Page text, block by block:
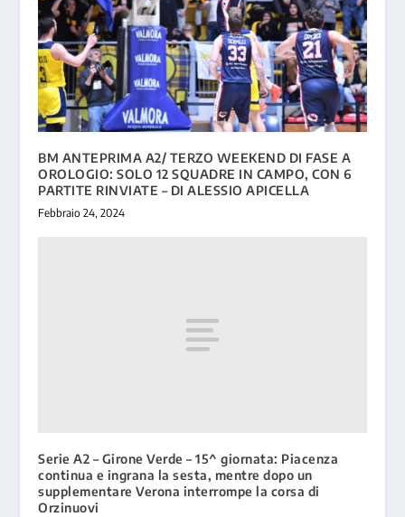
BM ANTEPRIMA A2/ TERZO WEEKEND DI FASE A
OROLOGIO: SOLO 12 SQUADRE IN CAMPO, CON 6
PARTITE RINVIATE – DI ALESSIO APICELLA
Febbraio 24, 2024
Serie A2 – Girone Verde – 15^ giornata: Piacenza
continua e ingrana la sesta, mentre dopo un
supplementare Verona interrompe la corsa di
Orzinuovi